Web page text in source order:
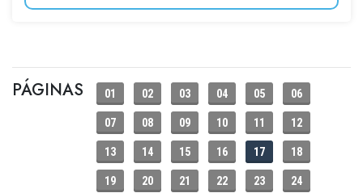
PÁGINAS 01 02 03 04 05 06
07 08 09 10 11 12
13 14 15 16 17 18
19 20 21 22 23 24